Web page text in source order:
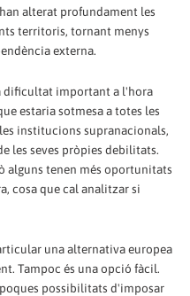
alterat profundament les
territoris, tornant menys
externa.
dificultat important a l'hora
estaria sotmesa a totes les
institucions supranacionals,
les seves pròpies debilitats.
alguns tenen més oportunitats
cosa que cal analitzar si
una alternativa europea
Tampoc és una opció fàcil.
possibilitats d'imposar